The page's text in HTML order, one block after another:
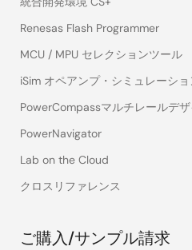
Renesas Flash Programmer
MCU / MPU セレクションツール
iSim オペアンプ・シミュレーショ
PowerCompassマルチレールデ
PowerNavigator
Lab on the Cloud
クロスリファレンス
ご購入/サンプル請求